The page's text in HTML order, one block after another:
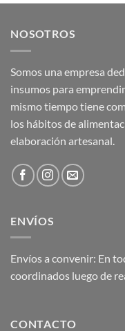
NOSOTROS
Somos una empresa
insumos para
mismo tiempo tiene
los hábitos de
elaboración artesanal.
ENVÍOS
Envíos a convenir: En
coordinados luego de
CONTACTO